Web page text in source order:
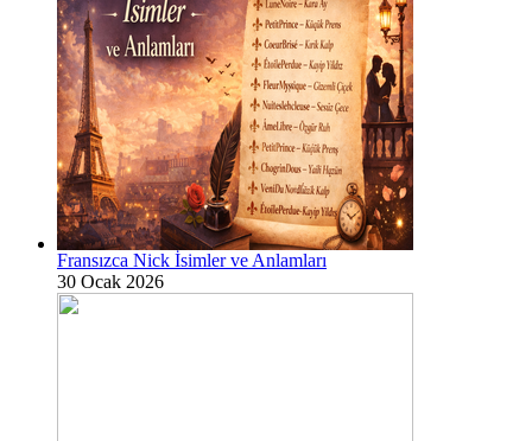
Fransızca Nick İsimler ve Anlamları
30 Ocak 2026